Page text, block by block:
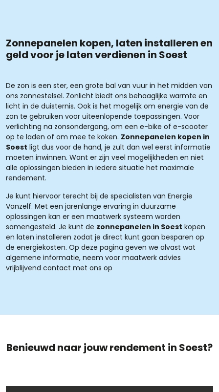
Zonnepanelen kopen, laten installeren en
geld voor je laten verdienen in Soest
De zon is een ster, een grote bal van vuur in het midden van
ons zonnestelsel. Zonlicht biedt ons behaaglijke warmte en
licht in de duisternis. Ook is het mogelijk om energie van de
zon te gebruiken voor uiteenlopende toepassingen. Voor
verlichting na zonsondergang, om een e-bike of e-scooter
op te laden of om mee te koken. Zonnepanelen kopen in
Soest ligt dus voor de hand, je zult dan wel eerst informatie
moeten inwinnen. Want er zijn veel mogelijkheden en niet
alle oplossingen bieden in iedere situatie het maximale
rendement.
Je kunt hiervoor terecht bij de specialisten van Energie
Vanzelf. Met een jarenlange ervaring in duurzame
oplossingen kan er een maatwerk systeem worden
samengesteld. Je kunt de zonnepanelen in Soest kopen
en laten installeren zodat je direct kunt gaan besparen op
de energiekosten. Op deze pagina geven we alvast wat
algemene informatie, neem voor maatwerk advies
vrijblijvend contact met ons op
Benieuwd naar jouw rendement in Soest?